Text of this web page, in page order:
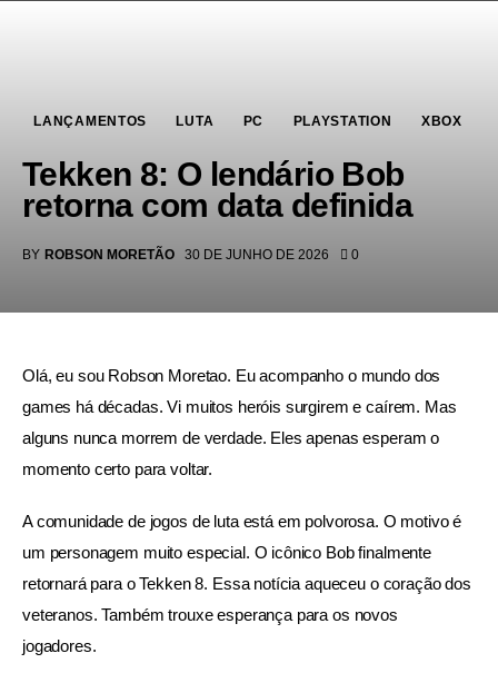
LANÇAMENTOS LUTA PC PLAYSTATION XBOX
Tekken 8: O lendário Bob
retorna com data definida
BY ROBSON MORETÃO 30 DE JUNHO DE 2026 0
Olá, eu sou Robson Moretao. Eu acompanho o mundo dos
games há décadas. Vi muitos heróis surgirem e caírem. Mas
alguns nunca morrem de verdade. Eles apenas esperam o
momento certo para voltar.
A comunidade de jogos de luta está em polvorosa. O motivo é
um personagem muito especial. O icônico Bob finalmente
retornará para o Tekken 8. Essa notícia aqueceu o coração dos
veteranos. Também trouxe esperança para os novos
jogadores.